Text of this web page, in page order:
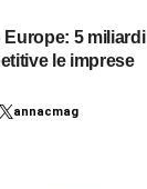
5 miliardi
le imprese
annacmag